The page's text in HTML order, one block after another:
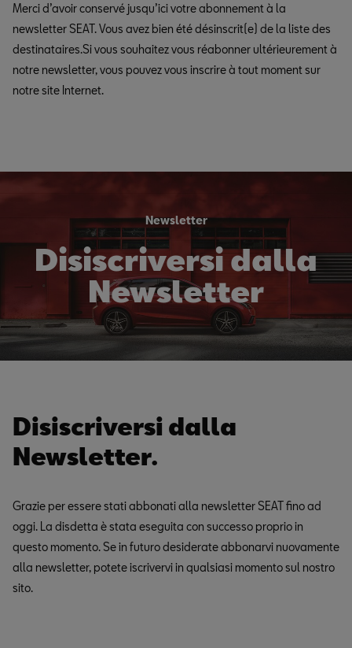
Merci d’avoir conservé jusqu’ici votre abonnement à la
newsletter SEAT. Vous avez bien été désinscrit(e) de la liste des
destinataires.Si vous souhaitez vous réabonner ultérieurement à
notre newsletter, vous pouvez vous inscrire à tout moment sur
notre site Internet.
Newsletter
Disiscriversi dalla
Newsletter
Disiscriversi dalla
Newsletter.
Grazie per essere stati abbonati alla newsletter SEAT fino ad
oggi. La disdetta è stata eseguita con successo proprio in
questo momento. Se in futuro desiderate abbonarvi nuovamente
alla newsletter, potete iscrivervi in qualsiasi momento sul nostro
sito.